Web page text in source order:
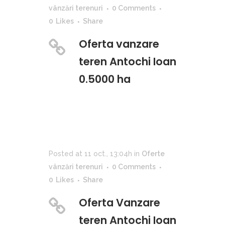
vânzări terenuri
0 Comments
0 Likes Share
Oferta vanzare
teren Antochi Ioan
0.5000 ha
Posted at 11 oct., 13:04h in Oferte
vânzări terenuri
0 Comments
0 Likes Share
Oferta Vanzare
teren Antochi Ioan